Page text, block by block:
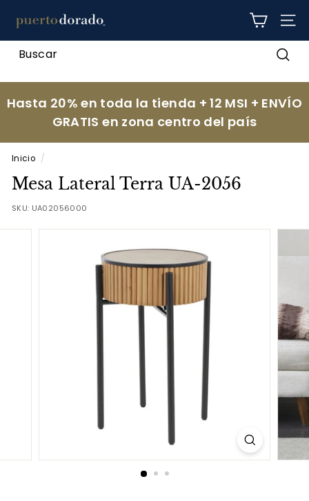
directamente
contenido
p
u
e
r
t
o
r
a
d
o
Hasta 20% en toda la tienda + 12 MSI + ENVÍO
GRATIS en zona centro del país
Inicio /
Mesa Lateral Terra UA-2056
SKU: UA02056000